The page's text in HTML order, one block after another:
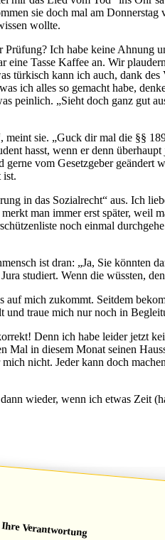
sie doch mal am
wollte.
Ich habe keine Ahnung
Tasse Kaffee an. Wir
türkisch kann ich auch, dank
ich alles so gemacht habe,
peinlich. „Sieht doch ganz gut
sie. „Guck dir mal die §§
hasst, wenn er denn
vom Gesetzgeber geändert
ist.
in das Sozialrecht“ aus. Ich
man immer erst später, weil
noch einmal
ist dran: „Ja, Sie könnten
studiert. Wenn die wüssten,
mich zukommt. Seitdem
traue mich nur noch in
Denn ich habe leider jetzt
in diesem Monat seinen
nicht. Jeder kann doch
wieder, wenn ich etwas Zeit
Verantwortung